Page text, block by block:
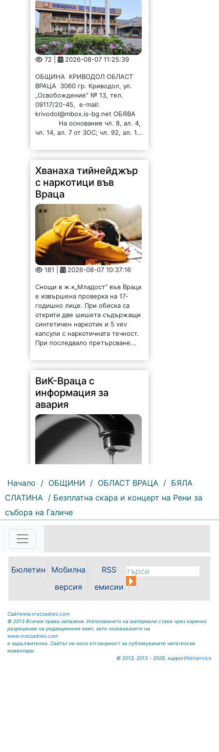
72 | 2026-08-07 11:25:39
ОБЩИНА КРИВОДОЛ ОБЛАСТ
ВРАЦА 3060 гр. Криводол, ул.
„Освобождение” № 13, тел.
09117/20-45, e-mail:
krivodol@mbox.is-bg.net ОБЯВА
На основание чл. 8, ал. 4,
чл. 14, ал. 7 от ЗОС; чл. 92, ал. 1...
Хванаха тийнейджър
с наркотици във
Враца
181 | 2026-08-07 10:37:16
Снощи в ж.к„Младост“ във Враца
е извършена проверка на 17-
годишно лице. При обиска са
открити две шишета съдържащи
синтетичен наркотик и 5 vev
капсули с наркотичната течност.
При последвало претърсване...
ВиК-Враца с
информация за
авария
201 | 2026-08-07 10:31:48
"Водоснабдяване и канализация“
ООД – Враца уведомява своите
възникнала аварийна ситуация е
спряно водоподаването в
ул."Никола Вапцаров" днес
07.08.2026г. до отстраняване на
аварията. Тел.: 092 66 11 19 Тел.:
0889 316...
Начало / ОБЩИНИ / ОБЛАСТ ВРАЦА / БЯЛА
СЛАТИНА / Безплатна скара и концерт на Рени за
събора на Галиче
Бюлетин
Мобилна
версия
RSS
емисии
Сайтwww.vratzadnes.com
© 2013 Всички права запазени. Използването на материали става чрез изрично
разрешение на редакционния екип, като позоваването на
www.vratzadnes.com
е задължително. Сайтът не носи отговорност за публикуваните читателски
коментари.
© 2013, 2013 - 2026, supportNetservice